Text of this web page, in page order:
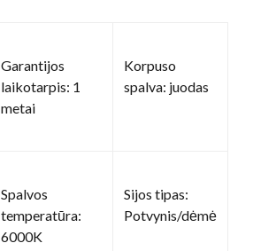
Garantijos
laikotarpis: 1
metai
Korpuso
spalva: juodas
Spalvos
temperatūra:
6000K
Sijos tipas:
Potvynis/dėmė